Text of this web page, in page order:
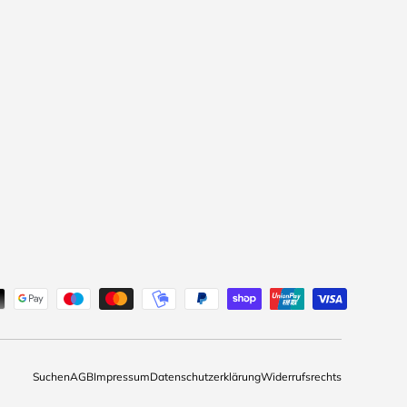
SuchenAGBImpressumDatenschutzerklärungWiderrufsrechts